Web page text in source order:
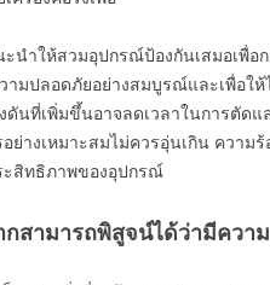
นำให้สวมอุปกรณ์ป้องกันเสมอเพื่อ
ามปลอดภัยอย่างสมบูรณ์และเพื่อใ
นที่เพิ่มขึ้นอาจลดเวลาในการตัดแ
ย่างเหมาะสมไม่ควรอุ่นเกิน ความ
ะสิทธิภาพของอุปกรณ์
สามารถพิสูจน์ได้ว่ามีความ